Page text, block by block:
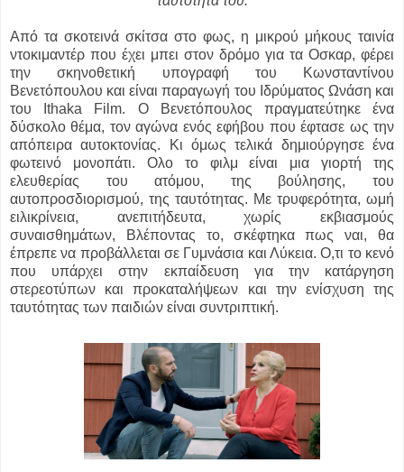
Από τα σκοτεινά σκίτσα στο φως, η μικρού μήκους ταινία
ντοκιμαντέρ που έχει μπει στον δρόμο για τα Οσκαρ, φέρει
την σκηνοθετική υπογραφή του Κωνσταντίνου
Βενετόπουλου και είναι παραγωγή του Ιδρύματος Ωνάση και
του Ithaka Film. Ο Βενετόπουλος πραγματεύτηκε ένα
δύσκολο θέμα, τον αγώνα ενός εφήβου που έφτασε ως την
απόπειρα αυτοκτονίας. Kι όμως τελικά δημιούργησε ένα
φωτεινό μονοπάτι. Ολο το φιλμ είναι μια γιορτή της
ελευθερίας του ατόμου, της βούλησης, του
αυτοπροσδιορισμού, της ταυτότητας. Με τρυφερότητα, ωμή
ειλικρίνεια, ανεπιτήδευτα, χωρίς εκβιασμούς
συναισθημάτων, Βλέποντας το, σκέφτηκα πως ναι, θα
έπρεπε να προβάλλεται σε Γυμνάσια και Λύκεια. Ο,τι το κενό
που υπάρχει στην εκπαίδευση για την κατάργηση
στερεοτύπων και προκαταλήψεων και την ενίσχυση της
ταυτότητας των παιδιών είναι συντριπτική.